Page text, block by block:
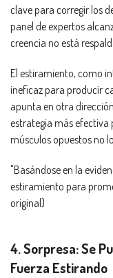
clave para corregir los
panel de expertos
creencia no está
El estiramiento, como
ineficaz para producir
apunta en otra
estrategia más efectiva
músculos opuestos no
"Basándose en la
estiramiento para
original)
4. Sorpresa: Se
Fuerza Estirando